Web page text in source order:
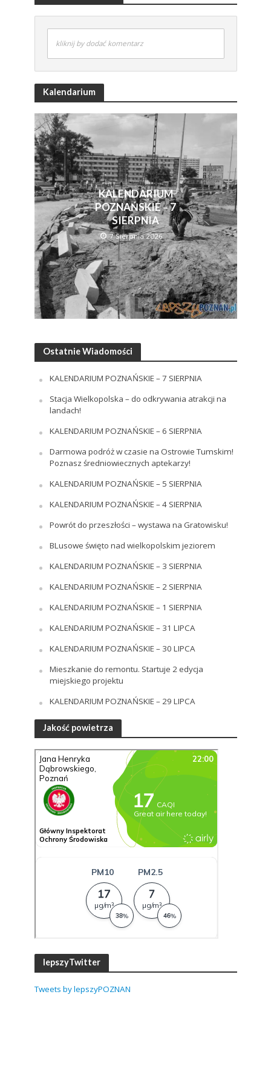
kliknij by dodać komentarz
Kalendarium
KALENDARIUM
POZNAŃSKIE – 7
SIERPNIA
7 Sierpnia 2026
Ostatnie Wiadomości
KALENDARIUM POZNAŃSKIE – 7 SIERPNIA
Stacja Wielkopolska – do odkrywania atrakcji na
landach!
KALENDARIUM POZNAŃSKIE – 6 SIERPNIA
Darmowa podróż w czasie na Ostrowie Tumskim!
Poznasz średniowiecznych aptekarzy!
KALENDARIUM POZNAŃSKIE – 5 SIERPNIA
KALENDARIUM POZNAŃSKIE – 4 SIERPNIA
Powrót do przeszłości – wystawa na Gratowisku!
BLusowe święto nad wielkopolskim jeziorem
KALENDARIUM POZNAŃSKIE – 3 SIERPNIA
KALENDARIUM POZNAŃSKIE – 2 SIERPNIA
KALENDARIUM POZNAŃSKIE – 1 SIERPNIA
KALENDARIUM POZNAŃSKIE – 31 LIPCA
KALENDARIUM POZNAŃSKIE – 30 LIPCA
Mieszkanie do remontu. Startuje 2 edycja
miejskiego projektu
KALENDARIUM POZNAŃSKIE – 29 LIPCA
Jakość powietrza
lepszyTwitter
Tweets by lepszyPOZNAN